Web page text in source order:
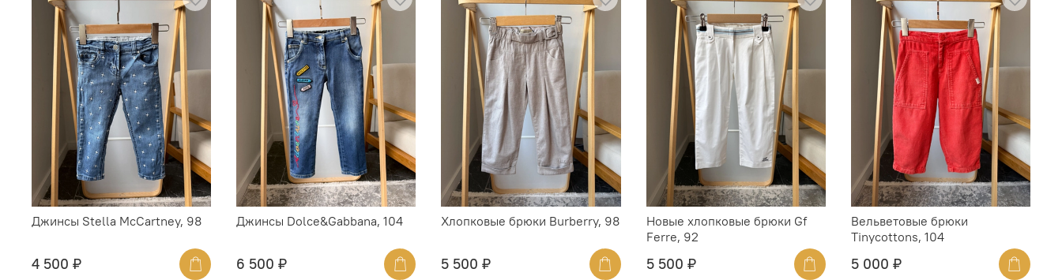
Джинсы Stella McCartney, 98
4 500 ₽
Джинсы Dolce&Gabbana, 104
6 500 ₽
Хлопковые брюки Burberry, 98
5 500 ₽
Новые хлопковые брюки Gf
Ferre, 92
5 500 ₽
Вельветовые брюки
Tinycottons, 104
5 000 ₽